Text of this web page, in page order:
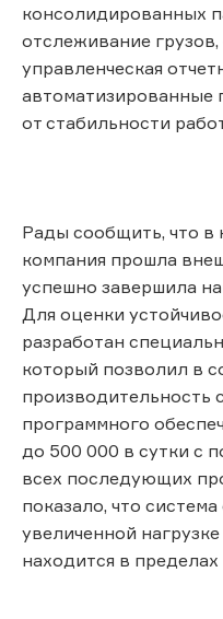
консолидированных
отслеживание
управленческая
автоматизированные
от стабильности
Рады сообщить, что в
компания прошла
успешно завершила
Для оценки
разработан
который позволил в
производительность
программного
до 500 000 в сутки с
всех последующих
показало, что
увеличенной
находится в